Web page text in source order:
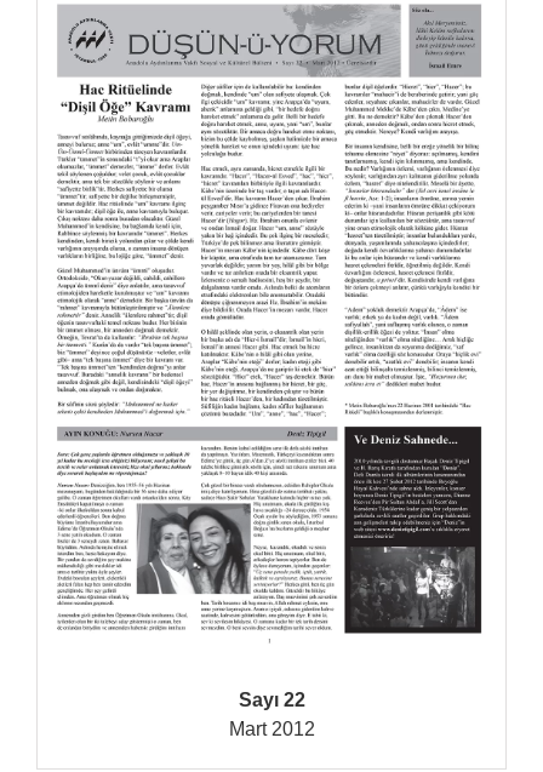
Sayı 22
Mart 2012